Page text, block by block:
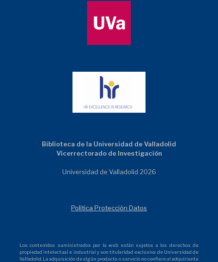
Biblioteca de la Universidad de Valladolid
Vicerrectorado de Investigación
Universidad de Valladolid 2026
Política Protección Datos
Los contenidos suministrados por la web están sujetos a los derechos de
propiedad intelectual e industrial y son titularidad exclusiva de Universidad de
Valladolid. La adquisición de algún producto o servicio no confiere al adquiriente